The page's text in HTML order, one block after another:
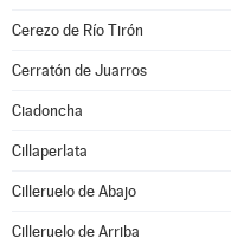
Cerezo de Río Tirón
Cerratón de Juarros
Ciadoncha
Cillaperlata
Cilleruelo de Abajo
Cilleruelo de Arriba